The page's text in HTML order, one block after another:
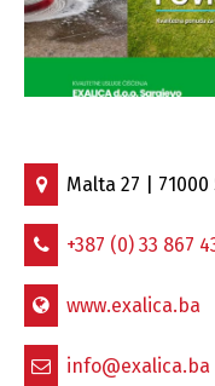
Malta 27 |
+387 (0) 33 867
www.exalica.ba
info@exalica.ba